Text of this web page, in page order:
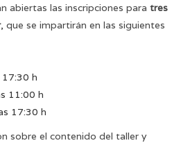
abiertas las inscripciones para tres
, que se impartirán en las siguientes
17:30 h
11:00 h
17:30 h
sobre el contenido del taller y